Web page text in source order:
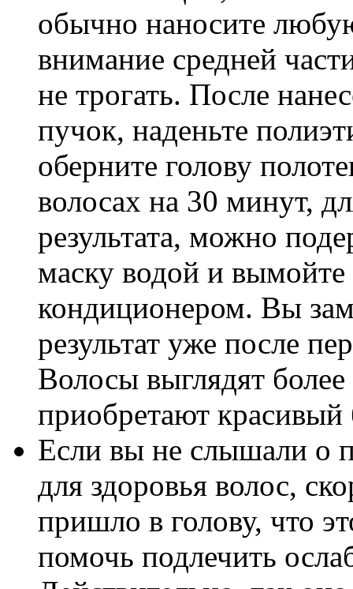
обычно наносите
внимание средней
не трогать. После
пучок, наденьте
оберните голову
волосах на 30 минут,
результата, можно
маску водой и
кондиционером. Вы
результат уже после
Волосы выглядят
приобретают красивый
Если вы не слышали о
для здоровья волос,
пришло в голову, что
помочь подлечить